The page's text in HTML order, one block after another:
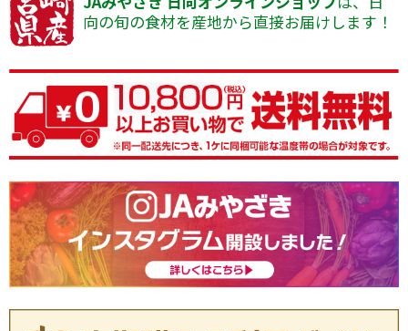
向の旬の食材を産地から直接お届けします！